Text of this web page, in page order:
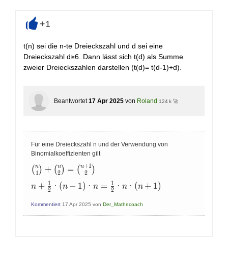
+1
t(n) sei die n-te Dreieckszahl und d sei eine
Dreieckszahl d≥6. Dann lässt sich t(d) als Summe
zweier Dreieckszahlen darstellen (t(d)= t(d-1)+d).
Beantwortet 17 Apr 2025 von Roland 124 k 🚀
Für eine Dreieckszahl n und der Verwendung von
Binomialkoeffizienten gilt
\binom{n}
{1} +
\binom{n}
{2} =
\binom{n+1}
( 1
n) + ( 2
n) = ( 2
n+1 )
n +
\frac{1}
{2}·(n -
n + 2
1 · (n − 1) · n = 2
1 · n · (n + 1)
Kommentiert 17 Apr 2025 von Der_Mathecoach